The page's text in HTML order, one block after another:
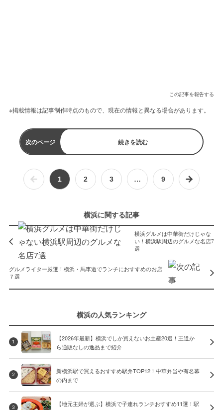
この記事を報告する
※掲載情報は記事制作時点のもので、現在の情報と異なる場合があります。
次のページ 続きを読む
1 2 3 … 9
横浜に関する記事
横浜グルメは中華街だけじゃな
い！横浜駅周辺のグルメな名店7
選
グルメライター厳選！横浜・馬車道でランチにおすすめのお店
７選
横浜の人気ランキング
1
【2026年最新】横浜でしか買えないお土産20選！王道か
ら通販なしの逸品まで紹介
2
新横浜駅で買えるおすすめ駅弁TOP12！中華弁当や有名幕
の内まで
3
【地元主婦が選ぶ】横浜で子連れランチおすすめ11選！駅